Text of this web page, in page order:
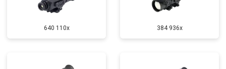
640 110x 384 936x